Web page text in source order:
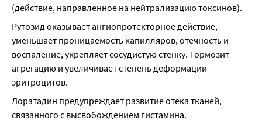
(действие, направленное на нейтрализацию токсинов).
Рутозид оказывает ангиопротекторное действие,
уменьшает проницаемость капилляров, отечность и
воспаление, укрепляет сосудистую стенку. Тормозит
агрегацию и увеличивает степень деформации
эритроцитов.
Лоратадин предупреждает развитие отека тканей,
связанного с высвобождением гистамина.